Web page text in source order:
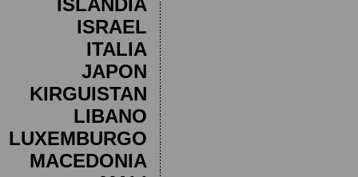
ISLANDIA
ISRAEL
ITALIA
JAPON
KIRGUISTAN
LIBANO
LUXEMBURGO
MACEDONIA